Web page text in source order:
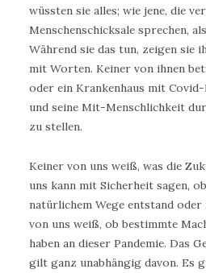
wüssten sie alles; wie jene, die
Menschenschicksale sprechen,
Während sie das tun, zeigen sie
mit Worten. Keiner von ihnen
oder ein Krankenhaus mit
und seine Mit-Menschlichkeit
zu stellen.
Keiner von uns weiß, was die
uns kann mit Sicherheit sagen,
natürlichem Wege entstand
von uns weiß, ob bestimmte
haben an dieser Pandemie. Das
gilt ganz unabhängig davon. Es